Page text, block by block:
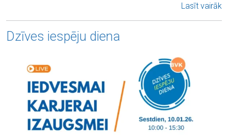
Lasīt vairāk
Dzīves iespēju diena